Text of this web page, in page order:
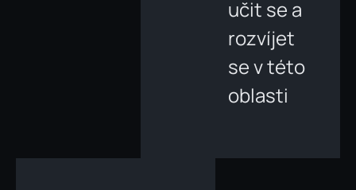
učit se a
rozvíjet
se v této
oblasti